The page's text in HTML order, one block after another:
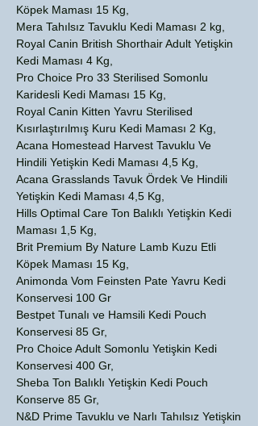
Köpek Maması 15 Kg,
Mera Tahılsız Tavuklu Kedi Maması 2 kg,
Royal Canin British Shorthair Adult Yetişkin
Kedi Maması 4 Kg,
Pro Choice Pro 33 Sterilised Somonlu
Karidesli Kedi Maması 15 Kg,
Royal Canin Kitten Yavru Sterilised
Kısırlaştırılmış Kuru Kedi Maması 2 Kg,
Acana Homestead Harvest Tavuklu Ve
Hindili Yetişkin Kedi Maması 4,5 Kg,
Acana Grasslands Tavuk Ördek Ve Hindili
Yetişkin Kedi Maması 4,5 Kg,
Hills Optimal Care Ton Balıklı Yetişkin Kedi
Maması 1,5 Kg,
Brit Premium By Nature Lamb Kuzu Etli
Köpek Maması 15 Kg,
Animonda Vom Feinsten Pate Yavru Kedi
Konservesi 100 Gr
Bestpet Tunalı ve Hamsili Kedi Pouch
Konservesi 85 Gr,
Pro Choice Adult Somonlu Yetişkin Kedi
Konservesi 400 Gr,
Sheba Ton Balıklı Yetişkin Kedi Pouch
Konserve 85 Gr,
N&D Prime Tavuklu ve Narlı Tahılsız Yetişkin